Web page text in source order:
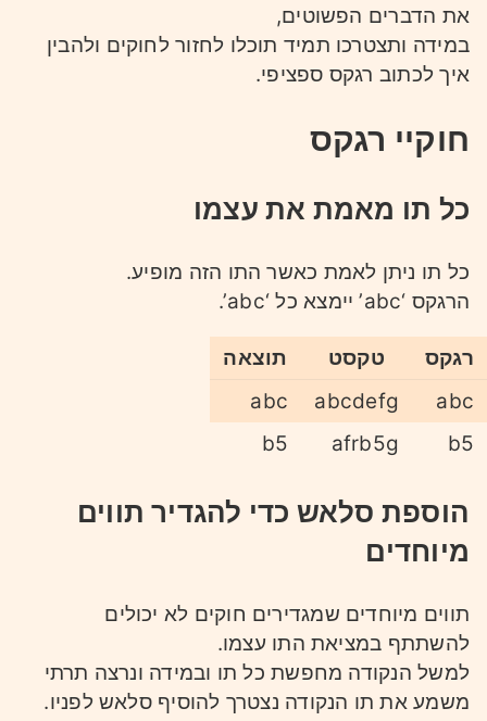
את הדברים הפשוטים,
במידה ותצטרכו תמיד תוכלו לחזור לחוקים ולהבין
איך לכתוב רגקס ספציפי.
חוקיי רגקס
כל תו מאמת את עצמו
כל תו ניתן לאמת כאשר התו הזה מופיע.
הרגקס ‘abc’ יימצא כל ‘abc’.
רגקס טקסט
תוצאה
abc
abcdefg
abc
b5
afrb5g
b5
הוספת סלאש כדי להגדיר תווים
מיוחדים
תווים מיוחדים שמגדירים חוקים לא יכולים
להשתתף במציאת התו עצמו.
למשל הנקודה מחפשת כל תו ובמידה ונרצה תרתי
משמע את תו הנקודה נצטרך להוסיף סלאש לפניו.